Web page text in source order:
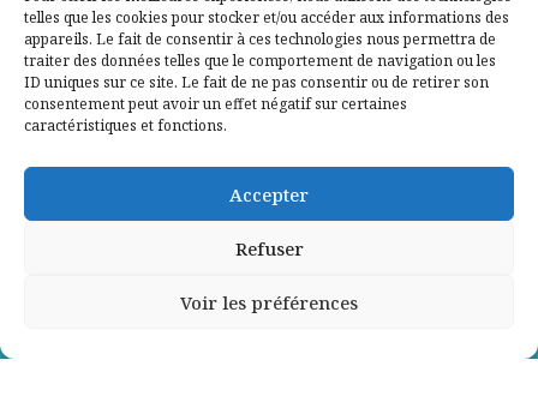
telles que les cookies pour stocker et/ou accéder aux informations des
appareils. Le fait de consentir à ces technologies nous permettra de
traiter des données telles que le comportement de navigation ou les
ID uniques sur ce site. Le fait de ne pas consentir ou de retirer son
consentement peut avoir un effet négatif sur certaines
caractéristiques et fonctions.
Accepter
Refuser
Voir les préférences
Contactez-nous
Mentions légales